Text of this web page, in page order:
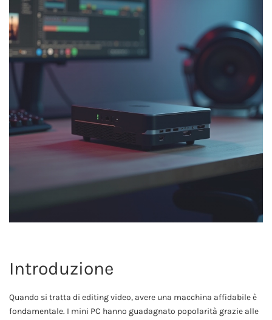
Introduzione
Quando si tratta di editing video, avere una macchina affidabile è
fondamentale. I mini PC hanno guadagnato popolarità grazie alle